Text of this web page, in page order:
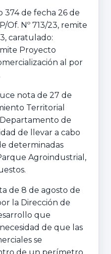
374 de fecha 26 de
Of. Nº 713/23, remite
caratulado:
Proyecto
al por
nota de 27 de
Territorial
de
de llevar a cabo
determinadas
Agroindustrial,
de 8 de agosto de
la Dirección de
que
de que las
se